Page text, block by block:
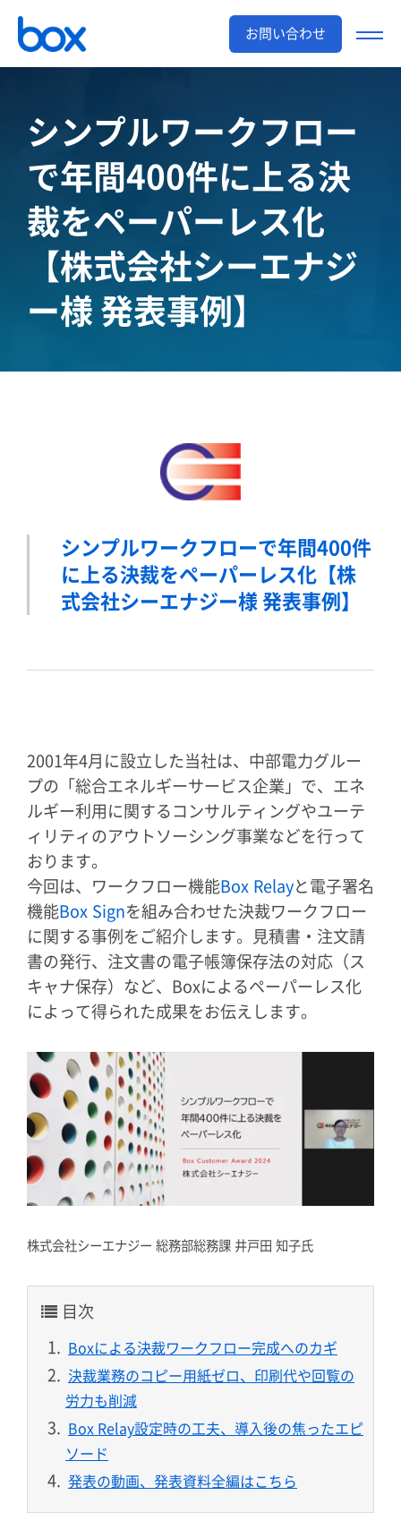
お問い合わせ
シンプルワークフロー
で年間400件に上る決
裁をペーパーレス化
【株式会社シーエナジ
ー様 発表事例】
シンプルワークフローで年間400件
に上る決裁をペーパーレス化 【株
式会社シーエナジー様 発表事例】
2001年4月に設立した当社は、中部電力グルー
プの「総合エネルギーサービス企業」で、エネ
ルギー利用に関するコンサルティングやユーテ
ィリティのアウトソーシング事業などを行って
おります。
今回は、ワークフロー機能Box Relayと電子署名
機能Box Signを組み合わせた決裁ワークフロー
に関する事例をご紹介します。見積書・注文請
書の発行、注文書の電子帳簿保存法の対応（ス
キャナ保存）など、Boxによるペーパーレス化
によって得られた成果をお伝えします。
株式会社シーエナジー 総務部総務課 井戸田 知子氏
目次
Boxによる決裁ワークフロー完成へのカギ
決裁業務のコピー用紙ゼロ、印刷代や回覧の
労力も削減
Box Relay設定時の工夫、導入後の焦ったエピ
ソード
発表の動画、発表資料全編はこちら